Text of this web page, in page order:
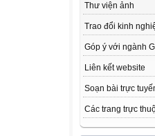
Thư viện ảnh
Trao đổi kinh
Góp ý với ngành
Liên kết website
Soạn bài trực
Các trang trực